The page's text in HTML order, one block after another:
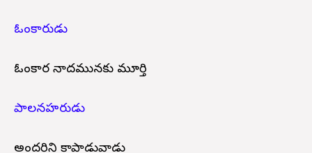
ఓంకారుడు
ఓంకార నాదమునకు మూర్తి
పాలనహరుడు
అందరిని కాపాడువాడు